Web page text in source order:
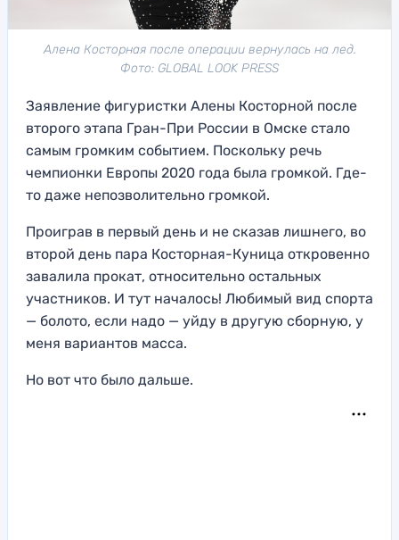
Алена Косторная после операции вернулась на лед.
Фото: GLOBAL LOOK PRESS
Заявление фигуристки Алены Косторной после
второго этапа Гран-При России в Омске стало
самым громким событием. Поскольку речь
чемпионки Европы 2020 года была громкой. Где-
то даже непозволительно громкой.
Проиграв в первый день и не сказав лишнего, во
второй день пара Косторная-Куница откровенно
завалила прокат, относительно остальных
участников. И тут началось! Любимый вид спорта
— болото, если надо — уйду в другую сборную, у
меня вариантов масса.
Но вот что было дальше.